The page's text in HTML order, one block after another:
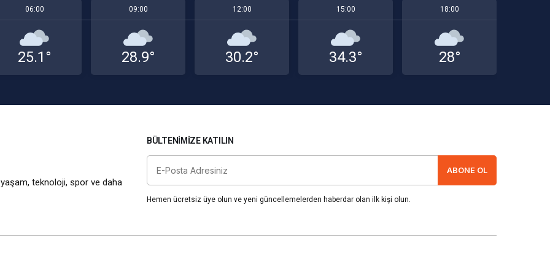
06:00
25.1°
09:00
28.9°
12:00
30.2°
15:00
34.3°
18:00
28°
teknoloji, spor ve daha
BÜLTENIMIZE KATILIN
ABONE OL
Hemen ücretsiz üye olun ve yeni güncellemelerden haberdar olan ilk kişi olun.